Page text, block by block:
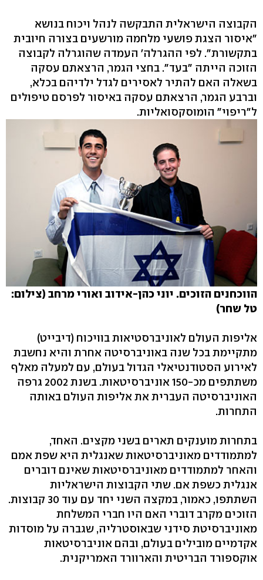
הקבוצה הישראלית התבקשה לנהל ויכוח בנושא
"איסור הצגת פושעי מלחמה מורשעים בצורה חיובית
בתקשורת". לפי ההגרלה' העמדה שהוגרלה לקבוצה
הזוכה הייתה "בעד". בחצי הגמר, הרצאתם עסקה
בשאלה האם להתיר לאסירים לגדל ילדיהם בכלא,
וברבע הגמר, הרצאתם עסקה באיסור לפרסם טיפולים
ל"ריפוי" הומוסקסואליות.
הווכחנים הזוכים. יוני כהן-אידוב ואורי מרחב (צילום:
טל שחר)
אליפות העולם לאוניברסטיאות בוויכוח (דיבייט)
מתקיימת בכל שנה באוניברסיטה אחרת והיא נחשבת
לאירוע הסטודנטיאלי הגדול בעולם, עם למעלה מאלף
משתתפים מכ-150 אוניברסיטאות. בשנת 2002 גרפה
האוניברסיטה העברית את אליפות העולם באותה
התחרות.
בתחרות מוענקים תארים בשני מקצים. האחד,
למתמודדים מאוניברסיטאות שאנגלית היא שפת אמם
והאחר למתמודדים מאוניברסיטאות שאינם דוברים
אנגלית כשפת אם. שתי הקבוצות הישראליות
השתתפו, כאמור, במקצה השני יחד עם עוד 30 קבוצות.
הזוכים מקרב דוברי האם היו חברי המשלחת
מאוניברסיטת סידני שבאוסטרליה, שגברה על מוסדות
אקדמיים מובילים בעולם, ובהם אוניברסיטאות
אוקספורד הבריטית והארוורד האמריקנית.